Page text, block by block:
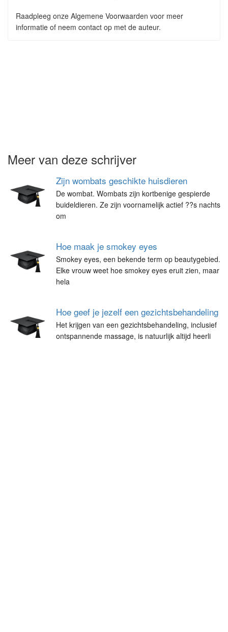
Raadpleeg onze Algemene Voorwaarden voor meer
informatie of neem contact op met de auteur.
Meer van deze schrijver
Zijn wombats geschikte huisdieren
De wombat. Wombats zijn kortbenige gespierde
buideldieren. Ze zijn voornamelijk actief ??s nachts
om
Hoe maak je smokey eyes
Smokey eyes, een bekende term op beautygebied.
Elke vrouw weet hoe smokey eyes eruit zien, maar
hela
Hoe geef je jezelf een gezichtsbehandeling
Het krijgen van een gezichtsbehandeling, inclusief
ontspannende massage, is natuurlijk altijd heerli